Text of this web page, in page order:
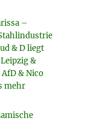
–
& D liegt
&
& Nico
mehr